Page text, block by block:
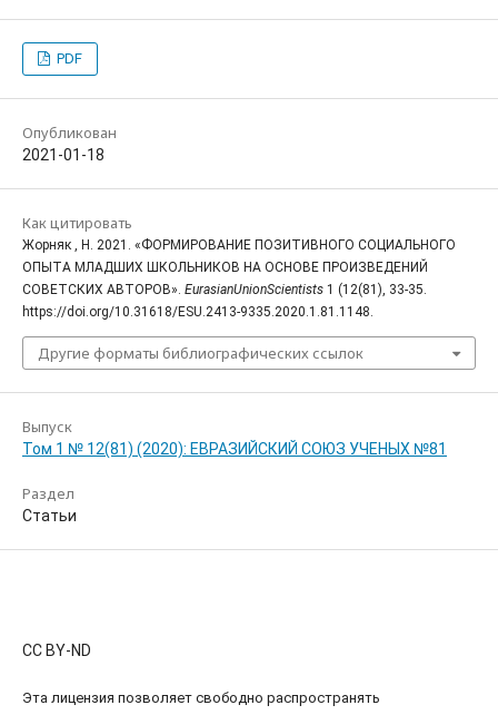
PDF
Опубликован
2021-01-18
Как цитировать
Жорняк , Н. 2021. «ФОРМИРОВАНИЕ ПОЗИТИВНОГО СОЦИАЛЬНОГО
ОПЫТА МЛАДШИХ ШКОЛЬНИКОВ НА ОСНОВЕ ПРОИЗВЕДЕНИЙ
СОВЕТСКИХ АВТОРОВ». EurasianUnionScientists 1 (12(81), 33-35.
https://doi.org/10.31618/ESU.2413-9335.2020.1.81.1148.
Другие форматы библиографических ссылок
Выпуск
Том 1 № 12(81) (2020): ЕВРАЗИЙСКИЙ СОЮЗ УЧЕНЫХ №81
Раздел
Статьи
CC BY-ND
Эта лицензия позволяет свободно распространять